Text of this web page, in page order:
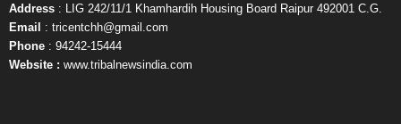
Address : LIG 242/11/1 Khamhardih Housing Board Raipur 492001 C.G.
Email
: tricentchh@gmail.com
Phone : 94242-15444
Website : www.tribalnewsindia.com